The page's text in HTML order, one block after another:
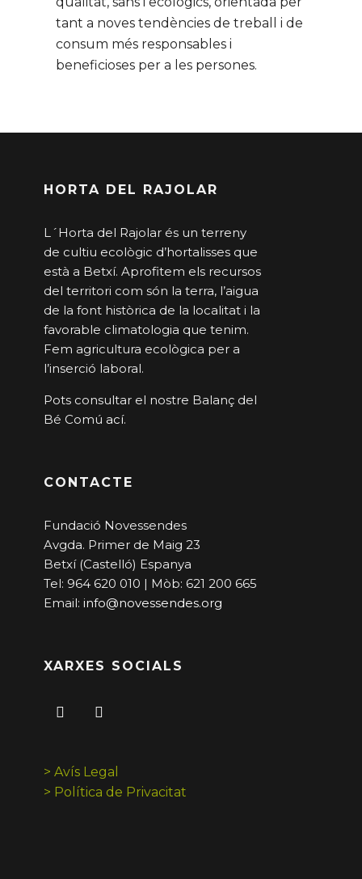
tant a noves tendències de treball i de
consum més responsables i
beneficioses per a les persones.
HORTA DEL RAJOLAR
L´Horta del Rajolar és un terreny
de cultiu ecològic d’hortalisses que
està a Betxí. Aprofitem els recursos
del territori com són la terra, l’aigua
de la font històrica de la localitat i la
favorable climatologia que tenim.
Fem agricultura ecològica per a
l’inserció laboral.
Pots consultar el nostre Balanç del
Bé Comú ací.
CONTACTE
Fundació Novessendes
Avgda. Primer de Maig 23
Betxí (Castelló) Espanya
Tel: 964 620 010 | Mòb: 621 200 665
Email: info@novessendes.org
XARXES SOCIALS
> Avís Legal
> Política de Privacitat